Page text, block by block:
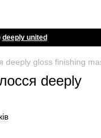
deeply united
deeply gloss finishing
deeply